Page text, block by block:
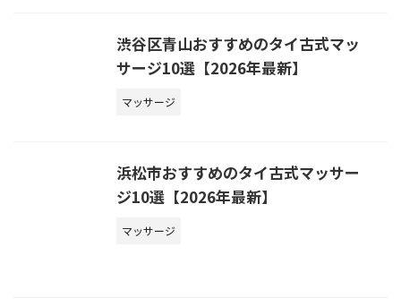
渋谷区青山おすすめのタイ古式マッ
サージ10選【2026年最新】
マッサージ
浜松市おすすめのタイ古式マッサー
ジ10選【2026年最新】
マッサージ